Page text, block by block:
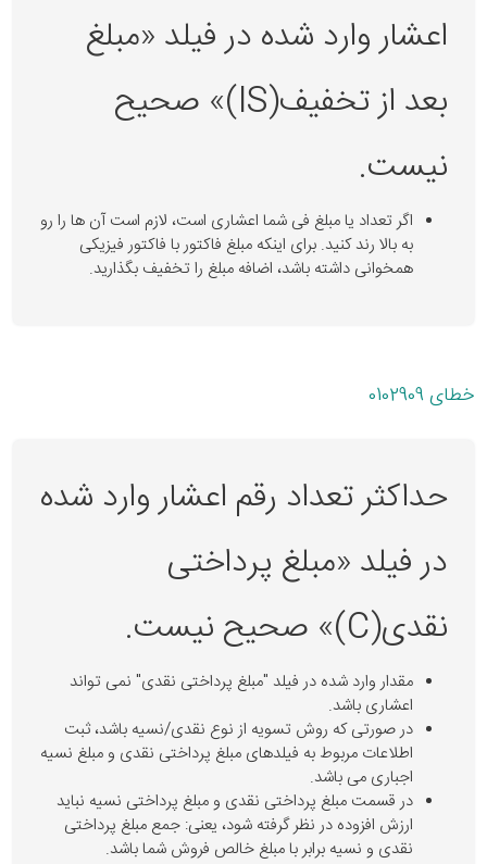
اعشار وارد شده در فیلد «مبلغ
بعد از تخفیف(IS)» صحیح
نیست.
اگر تعداد یا مبلغ فی شما اعشاری است، لازم است آن ها را رو
به بالا رند کنید. برای اینکه مبلغ فاکتور با فاکتور فیزیکی
همخوانی داشته باشد، اضافه مبلغ را تخفیف بگذارید.
خطای 0102909
حداکثر تعداد رقم اعشار وارد شده
در فیلد «مبلغ پرداختی
نقدی(C)» صحیح نیست.
مقدار وارد شده در فیلد "مبلغ پرداختی نقدی" نمی تواند
اعشاری باشد.
در صورتی که روش تسویه از نوع نقدی/نسیه باشد، ثبت
اطلاعات مربوط به فیلدهای مبلغ پرداختی نقدی و مبلغ نسیه
اجباری می باشد.
در قسمت مبلغ پرداختی نقدی و مبلغ پرداختی نسیه نباید
ارزش افزوده در نظر گرفته شود، یعنی: جمع مبلغ پرداختی
نقدی و نسیه برابر با مبلغ خالص فروش شما باشد.